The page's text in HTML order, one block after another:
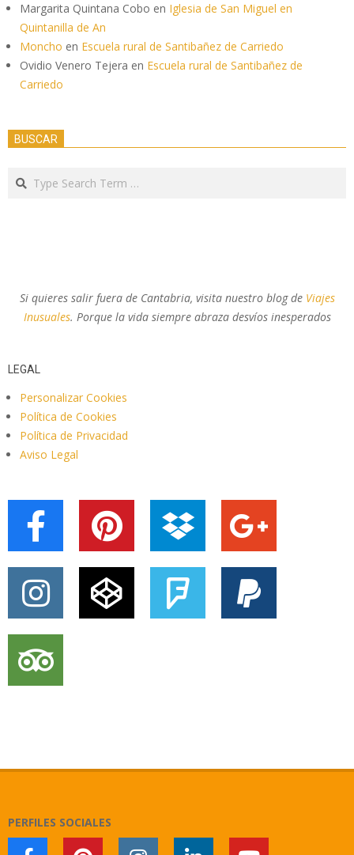
Margarita Quintana Cobo en Iglesia de San Miguel en
Quintanilla de An
Moncho en Escuela rural de Santibañez de Carriedo
Ovidio Venero Tejera en Escuela rural de Santibañez de
Carriedo
BUSCAR
Search
Si quieres salir fuera de Cantabria, visita nuestro blog de Viajes
Inusuales. Porque la vida siempre abraza desvíos inesperados
LEGAL
Personalizar Cookies
Política de Cookies
Política de Privacidad
Aviso Legal
PERFILES SOCIALES